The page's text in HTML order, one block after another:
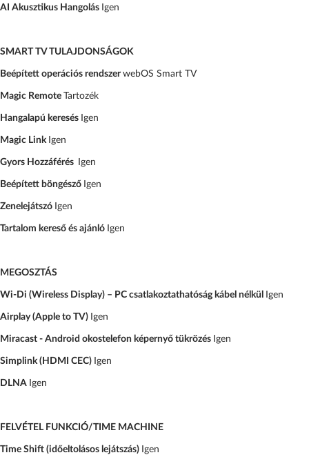
AI Akusztikus Hangolás Igen
SMART TV TULAJDONSÁGOK
Beépített operációs rendszerwebOS Smart TV
Magic Remote Tartozék
Hangalapú keresés Igen
Magic Link Igen
Gyors Hozzáférés Igen
Beépített böngésző Igen
Zenelejátszó Igen
Tartalom kereső és ajánló Igen
MEGOSZTÁS
Wi-Di (Wireless Display) – PC csatlakoztathatóság kábel nélkül Igen
Airplay (Apple to TV) Igen
Miracast - Android okostelefon képernyő tükrözés Igen
Simplink (HDMI CEC) Igen
DLNA Igen
FELVÉTEL FUNKCIÓ/TIME MACHINE
Time Shift (időeltolásos lejátszás) Igen